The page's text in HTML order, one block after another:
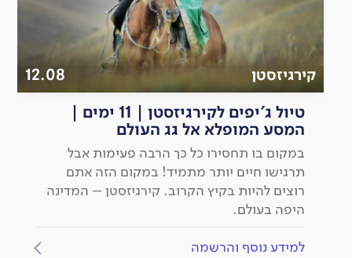
קירגיזסטן 12.08
טיול ג'יפים לקירגיזסטן | 11 ימים |
המסע המופלא אל גג העולם
במקום בו תחסירו כל כך הרבה פעימות אבל
תרגישו חיים יותר מתמיד! במקום הזה אתם
רוצים להיות בקיץ הקרוב. קירגיזסטן – המדינה
היפה בעולם.
למידע נוסף והרשמה